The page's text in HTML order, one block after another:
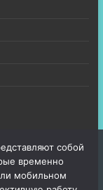
собой
временно
мобильном